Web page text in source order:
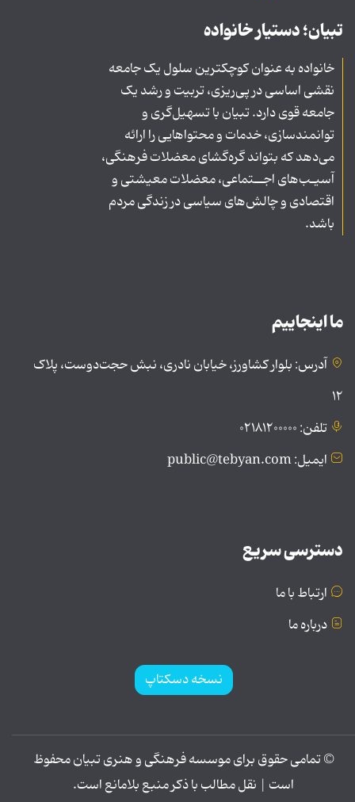
تبیان؛ دستیار خانواده
خانواده به عنوان کوچکترین سلول یک جامعه
نقشی اساسی در پی‌ریزی، تربیت و رشد یک
جامعه قوی دارد. تبیان با تسهیل‌گری و
توانمندسازی، خدمات و محتواهایی را ارائه
می‌دهد که بتواند گره‌گشای معضلات فرهنگی،
آسیـب‌های اجــتماعی، معضلات معیشتی و
اقتصادی و چالش‌های سیاسی در زندگی مردم
باشد.
ما اینجاییم
آدرس: بلوار کشاورز، خیابان نادری، نبش حجت‌دوست، پلاک
۱۲
تلفن: ۰۲۱۸۱۲۰۰۰۰۰
ایمیل: public@tebyan.com
دسترسی سریع
ارتباط با ما
درباره ما
نسخه دسکتاپ
© تمامی حقوق برای موسسه فرهنگی و هنری تبیان محفوظ
است | نقل مطالب با ذکر منبع بلامانع است.